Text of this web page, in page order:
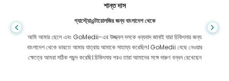
শান্ত দাস
গ্যাস্ট্রোএন্টারোলজির জন্য বাংলাদেশ থেকে
আমি আমার ছেলে এবং GoMedii-এর উজ্জ্বল দলকে ধন্যবাদ জানাই যারা চিকিৎসার জন্য
বাংলাদেশ থেকে ভারতে আমার যাত্রায় আমাকে সাহায্য করেছিল। GoMedii বেছে নেওয়ার
ক্ষেত্রে আমরা সঠিক পছন্দ করেছি। চিকিৎসার পরও তারা আমাদের সঙ্গে দারুণ বন্ধন রেখেছেন